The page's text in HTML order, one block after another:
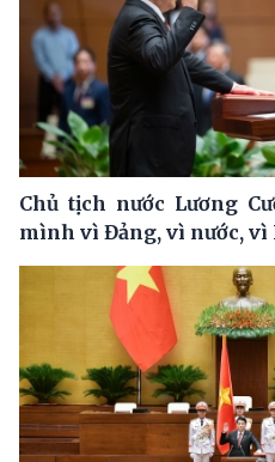
Chủ tịch nước Lương
mình vì Đảng, vì nước, vì